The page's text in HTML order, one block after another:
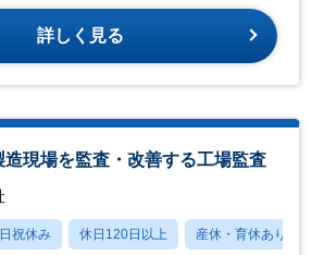
詳しく見る
造現場を監査・改善する工場監査
祝休み 休日120日以上 産休・育休あり